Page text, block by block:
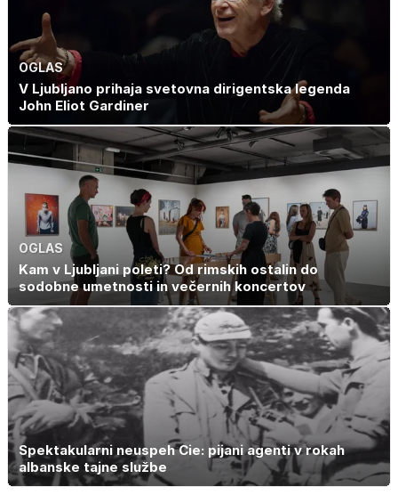
OGLAS
V Ljubljano prihaja svetovna dirigentska legenda
John Eliot Gardiner
OGLAS
Kam v Ljubljani poleti? Od rimskih ostalin do
sodobne umetnosti in večernih koncertov
Spektakularni neuspeh Cie: pijani agenti v rokah
albanske tajne službe